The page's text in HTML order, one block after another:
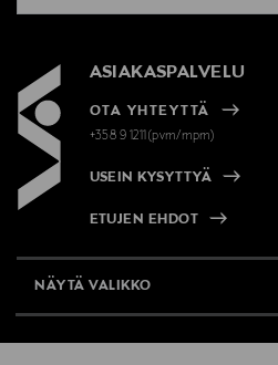
ASIAKASPALVELU
OTA YHTEYTTÄ
+358 9 1211(pvm/mpm)
USEIN KYSYTTYÄ
ETUJEN EHDOT
NÄYTÄ VALIKKO